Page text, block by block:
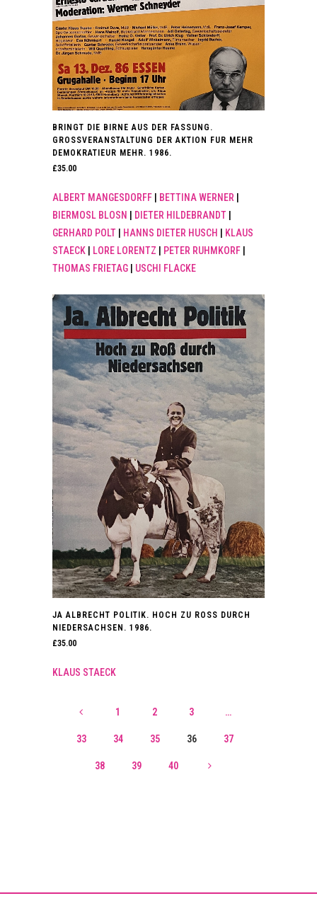
BRINGT DIE BIRNE AUS DER FASSUNG.
GROSSVERANSTALTUNG DER AKTION FUR MEHR
DEMOKRATIEUR MEHR. 1986.
£35.00
ALBERT MANGESDORFF BETTINA WERNER
BIERMOSL BLOSN
DIETER HILDEBRANDT
GERHARD POLT
HANNS DIETER HUSCH
KLAUS
STAECK
LORE LORENTZ PETER RUHMKORF
THOMAS FRIETAG
USCHI FLACKE
JA ALBRECHT POLITIK. HOCH ZU ROSS DURCH
NIEDERSACHSEN. 1986.
£35.00
KLAUS STAECK
1 2 3 …
33 34 35 36 37
38 39 40